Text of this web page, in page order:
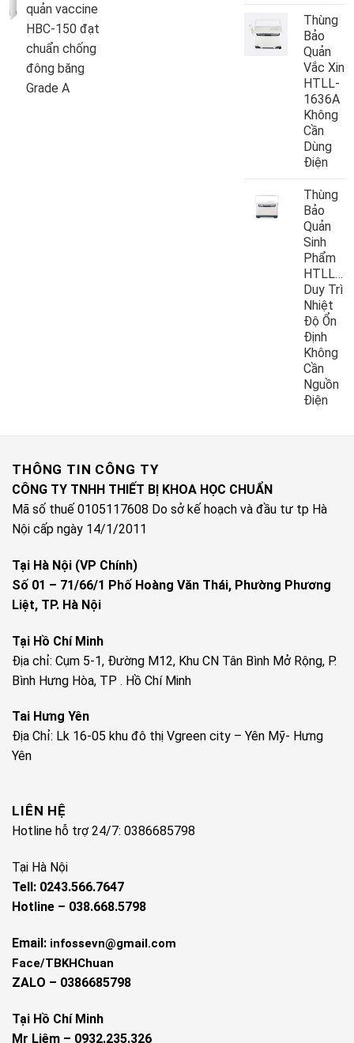
quản vaccine
HBC-150 đạt
chuẩn chống
đông băng
Grade A
Thùng
Bảo
Quản
Vắc Xin
HTLL-
1636A
Không
Cần
Dùng
Điện
Thùng
Bảo
Quản
Sinh
Phẩm
Duy Trì
Nhiệt
Độ Ổn
Định
Không
Cần
Nguồn
Điện
THÔNG TIN CÔNG TY
CÔNG TY TNHH THIẾT BỊ KHOA HỌC CHUẨN
Mã số thuế 0105117608 Do sở kế hoạch và đầu tư tp Hà
Nội cấp ngày 14/1/2011
Tại Hà Nội (VP Chính)
Số 01 – 71/66/1 Phố Hoàng Văn Thái, Phường Phương
Liệt, TP. Hà Nội
Tại Hồ Chí Minh
Địa chỉ: Cụm 5-1, Đường M12, Khu CN Tân Bình Mở Rộng, P.
Bình Hưng Hòa, TP . Hồ Chí Minh
Tai Hưng Yên
Địa Chỉ: Lk 16-05 khu đô thị Vgreen city – Yên Mỹ- Hưng
Yên
LIÊN HỆ
Hotline hỗ trợ 24/7: 0386685798
Tại Hà Nội
Tell: 0243.566.7647
Hotline – 038.668.5798
Email: infossevn@gmail.com
Face/TBKHChuan
ZALO – 0386685798
Tại Hồ Chí Minh
Mr Liêm – 0932.235.326